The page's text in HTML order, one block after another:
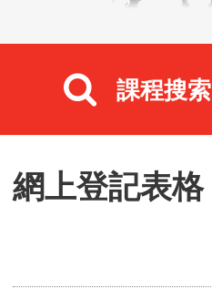
課程搜索
網上登記表格